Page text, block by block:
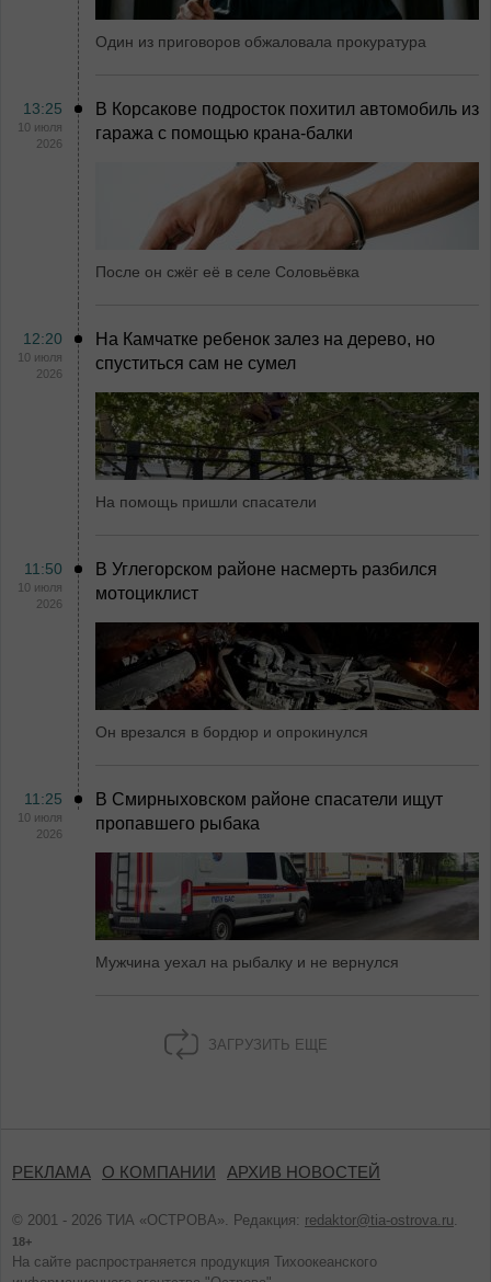
Один из приговоров обжаловала прокуратура
13:25
10 июля
2026
В Корсакове подросток похитил автомобиль из
гаража с помощью крана-балки
После он сжёг её в селе Соловьёвка
12:20
10 июля
2026
На Камчатке ребенок залез на дерево, но
спуститься сам не сумел
На помощь пришли спасатели
11:50
10 июля
2026
В Углегорском районе насмерть разбился
мотоциклист
Он врезался в бордюр и опрокинулся
11:25
10 июля
2026
В Смирныховском районе спасатели ищут
пропавшего рыбака
Мужчина уехал на рыбалку и не вернулся
ЗАГРУЗИТЬ ЕЩЕ
РЕКЛАМА О КОМПАНИИ АРХИВ НОВОСТЕЙ
© 2001 - 2026 ТИА «ОСТРОВА». Редакция: redaktor@tia-ostrova.ru
18+
На сайте распространяется продукция Тихоокеанского